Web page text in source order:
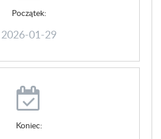
Początek:
2026-01-29
Koniec: